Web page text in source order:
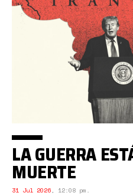
LA GUERRA
MUERTE
31 Jul 2026, 12:08 pm.